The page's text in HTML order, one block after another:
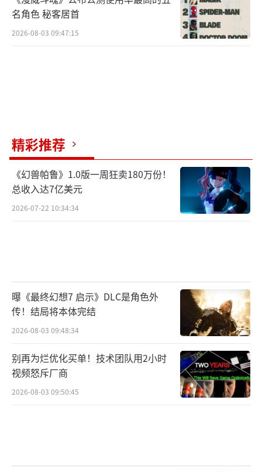
名角色 秘客居首
2026-08-03 09:47:15
精彩推荐
《幻兽帕鲁》1.0版一周狂卖180万份！
总收入达7亿美元
2026-07-22 10:34:34
曝《最终幻想7 启示》DLC是角色外
传！结局将本体完结
2026-08-03 09:48:34
别再为烂优化买单！技术团队用2小时
视频怒斥厂商
2026-08-03 09:50:45